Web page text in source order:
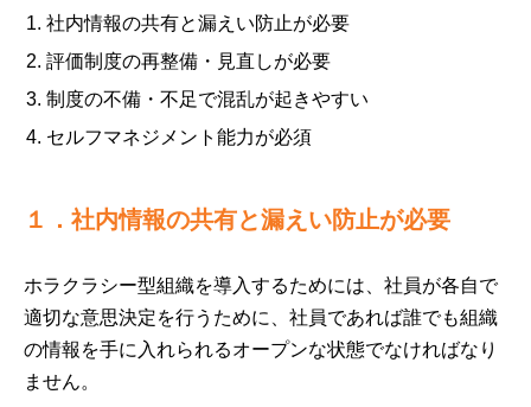
社内情報の共有と漏えい防止が必要
評価制度の再整備・見直しが必要
制度の不備・不足で混乱が起きやすい
セルフマネジメント能力が必須
１．社内情報の共有と漏えい防止が必要
ホラクラシー型組織を導入するためには、社員が各自で
適切な意思決定を行うために、社員であれば誰でも組織
の情報を手に入れられるオープンな状態でなければなり
ません。